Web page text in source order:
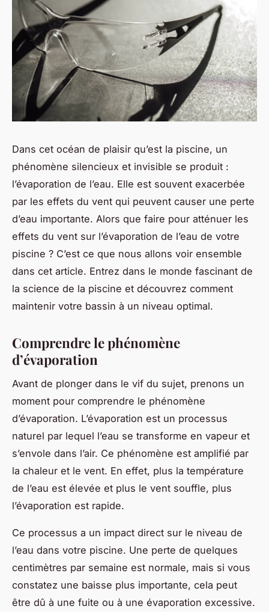
Dans cet océan de plaisir qu’est la piscine, un
phénomène silencieux et invisible se produit :
l’évaporation de l’eau. Elle est souvent exacerbée
par les effets du vent qui peuvent causer une perte
d’eau importante. Alors que faire pour atténuer les
effets du vent sur l’évaporation de l’eau de votre
piscine ? C’est ce que nous allons voir ensemble
dans cet article. Entrez dans le monde fascinant de
la science de la piscine et découvrez comment
maintenir votre bassin à un niveau optimal.
Comprendre le phénomène
d’évaporation
Avant de plonger dans le vif du sujet, prenons un
moment pour comprendre le phénomène
d’évaporation. L’évaporation est un processus
naturel par lequel l’eau se transforme en vapeur et
s’envole dans l’air. Ce phénomène est amplifié par
la chaleur et le vent. En effet, plus la température
de l’eau est élevée et plus le vent souffle, plus
l’évaporation est rapide.
Ce processus a un impact direct sur le niveau de
l’eau dans votre piscine. Une perte de quelques
centimètres par semaine est normale, mais si vous
constatez une baisse plus importante, cela peut
être dû à une fuite ou à une évaporation excessive.